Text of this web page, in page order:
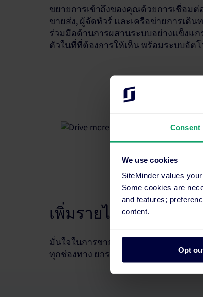
Consent
We use cookies
SiteMinder values
Some cookies are
and features;
content.
Opt
ขยายการเข้าถึงของคุณด้วยการเชื่อมต่
ขายส่ง, ผู้จัดทัวร์ และเครือข่ายการเดิ
ร่วมมือด้านการผสานระบบอย่างแข็งแ
ตัวในที่ที่ต้องการให้เห็น พร้อมระบบอัต
เพิ่มรายได้จากห้องพัก
มั่นใจในการขายทุกห้อง อัปเดตราคาแล
ทุกช่องทาง ยกระดับกลยุทธ์ของคุณด้วย